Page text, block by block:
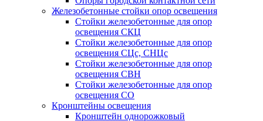
Железобетонные стойки опор освещения
Стойки железобетонные для опор
освещения СКЦ
Стойки железобетонные для опор
освещения СЦс, СНЦс
Стойки железобетонные для опор
освещения СВН
Стойки железобетонные для опор
освещения СО
Кронштейны освещения
Кронштейн однорожковый